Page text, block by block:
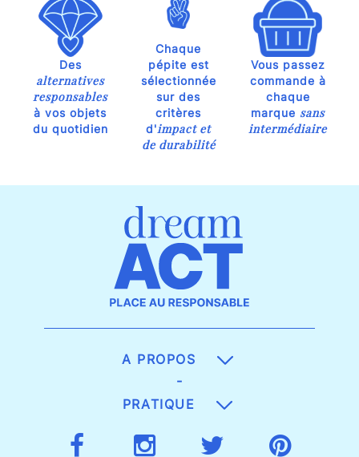
Des
alternatives
responsables
à vos objets
du quotidien
Chaque
pépite est
sélectionnée
sur des
critères
d'impact et
de durabilité
Vous passez
commande à
chaque
marque sans
intermédiaire
A PROPOS
-
PRATIQUE